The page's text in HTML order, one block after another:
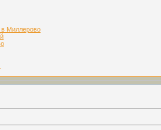
Миллерово